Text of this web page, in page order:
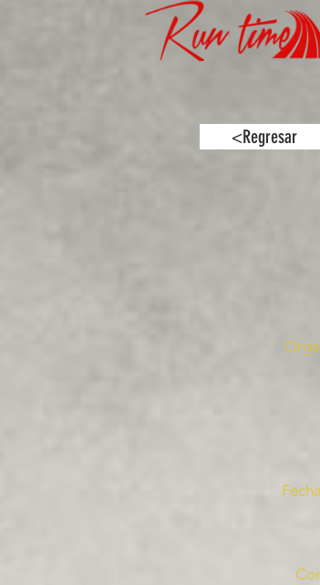
<Regresar